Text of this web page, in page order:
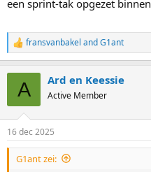
een sprint-tak opgezet
R
e
s
:
fransvanbakel andG1ant
A Ard en Keessie
Active Member
16 dec 2025
G1ant zei: